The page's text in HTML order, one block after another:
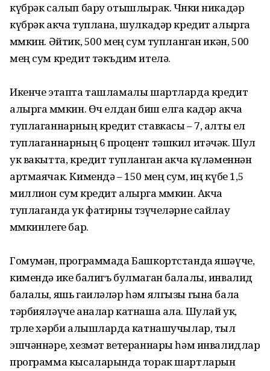
күбрәк салып бару отышлырак. Чөнки никадәр
күбрәк акча туплана, шулкадәр кредит алырга
мөмкин. Әйтик, 500 мең сум тупланган икән, 500
мең сум кредит тәкъдим ителә.
Икенче этапта ташламалы шартларда кредит
алырга мөмкин. Өч елдан биш елга кадәр акча
тупла­ганнарның кредит ставкасы – 7, алты ел
тупла­ганнарның 6 процент тәшкил итәчәк. Шул
ук вакытта, кредит тупланган акча күләменнән
артмаячак. Кимендә – 150 мең сум, иң күбе 1,5
миллион сум кредит алырга мөмкин. Акча
туплаганда ук фатирны төзүче­ләрне сайлау
мөмкинлеге бар.
Гомумән, программада Башкортстанда яшәүче,
кимендә ике балигъ булмаган балалы, инвалид
балалы, яшь гаиләләр һәм ялгызы гына бала
тәрбия­ләүче аналар катнаша ала. Шулай ук,
төрле хәрби алышларда катнашучылар, тыл
эшчәннәре, хез­мәт ветераннары һәм инвалидлар
программа кысаларында торак шартларын